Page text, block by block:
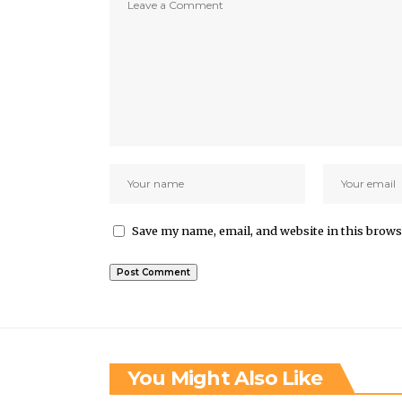
Save my name, email, and website in this
You Might Also Like